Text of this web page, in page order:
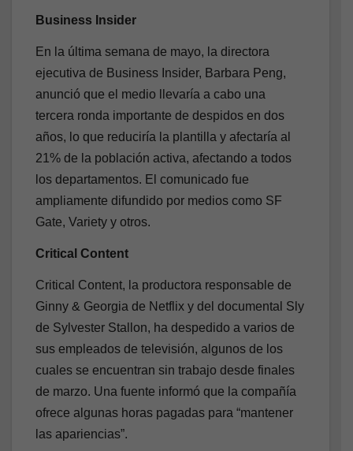
Business Insider
En la última semana de mayo, la directora
ejecutiva de Business Insider, Barbara Peng,
anunció que el medio llevaría a cabo una
tercera ronda importante de despidos en dos
años, lo que reduciría la plantilla y afectaría al
21% de la población activa, afectando a todos
los departamentos. El comunicado fue
ampliamente difundido por medios como SF
Gate, Variety y otros.
Critical Content
Critical Content, la productora responsable de
Ginny & Georgia de Netflix y del documental Sly
de Sylvester Stallon, ha despedido a varios de
sus empleados de televisión, algunos de los
cuales se encuentran sin trabajo desde finales
de marzo. Una fuente informó que la compañía
ofrece algunas horas pagadas para “mantener
las apariencias”.